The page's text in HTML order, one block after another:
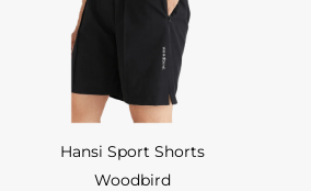
Hansi Sport Shorts
Woodbird